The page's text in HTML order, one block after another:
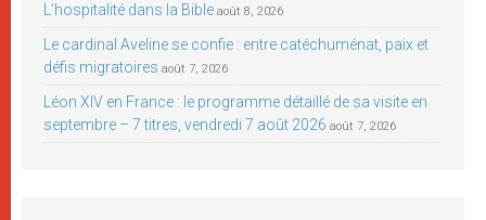
L’hospitalité dans la Bible août 8, 2026
Le cardinal Aveline se confie : entre catéchuménat, paix et
défis migratoires août 7, 2026
Léon XIV en France : le programme détaillé de sa visite en
septembre – 7 titres, vendredi 7 août 2026 août 7, 2026